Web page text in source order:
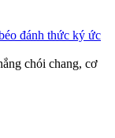
đánh thức ký ức
chói chang, cơ